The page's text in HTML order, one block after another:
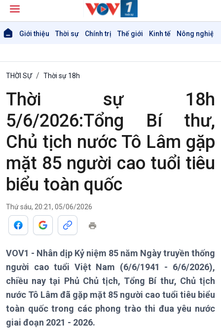
Giới thiệu Thời sự Chính trị Thế giới Kinh tế Nông nghiệp
Giới thiệu
Thời sự 12h
Thời sự 18h
Thời sự 21h30
Bản tin
Chuyên mục
Theo dòng Thời sự
THỜI SỰ Thời sự 18h
Thời sự 18h
5/6/2026:Tổng Bí thư,
Chủ tịch nước Tô Lâm gặp
mặt 85 người cao tuổi tiêu
biểu toàn quốc
Thứ sáu, 20:21, 05/06/2026
VOV1 - Nhân dịp Kỷ niệm 85 năm Ngày truyền thống
người cao tuổi Việt Nam (6/6/1941 - 6/6/2026),
chiều nay tại Phủ Chủ tịch, Tổng Bí thư, Chủ tịch
nước Tô Lâm đã gặp mặt 85 người cao tuổi tiêu biểu
toàn quốc trong các phong trào thi đua yêu nước
giai đoạn 2021 - 2026.